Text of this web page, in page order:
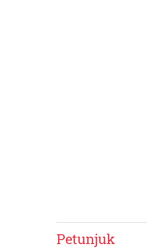
Petunjuk